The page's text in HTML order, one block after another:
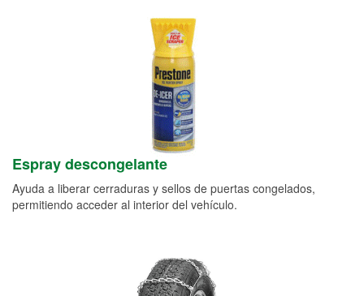
Espray descongelante
Ayuda a liberar cerraduras y sellos de puertas congelados,
permitiendo acceder al interior del vehículo.